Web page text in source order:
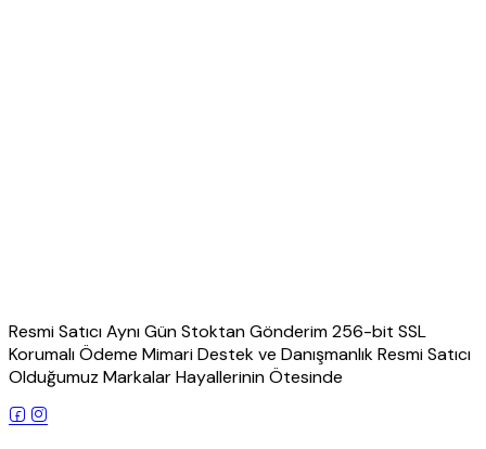
Resmi Satıcı Aynı Gün Stoktan Gönderim 256-bit SSL
Korumalı Ödeme Mimari Destek ve Danışmanlık Resmi Satıcı
Olduğumuz Markalar Hayallerinin Ötesinde